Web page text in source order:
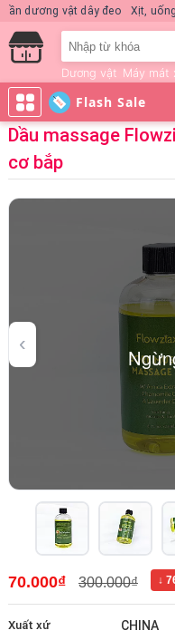
Nước hoa KD Quick Rush Quần
Dương vật Máy mát
Flash Sale
Dầu massage
cơ bắp
70.000₫ 300.000₫ ↓
Xuất xứ CHINA